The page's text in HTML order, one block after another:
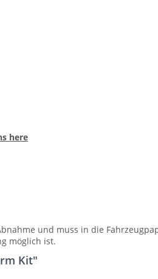
here
und muss in die
möglich ist.
Kit"